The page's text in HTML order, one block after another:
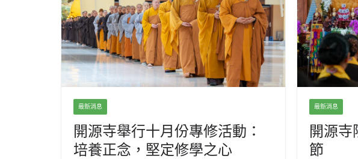
最新消息
開源寺舉行十月份專修活動：
培養正念，堅定修學之心
最新消息
開源寺
節